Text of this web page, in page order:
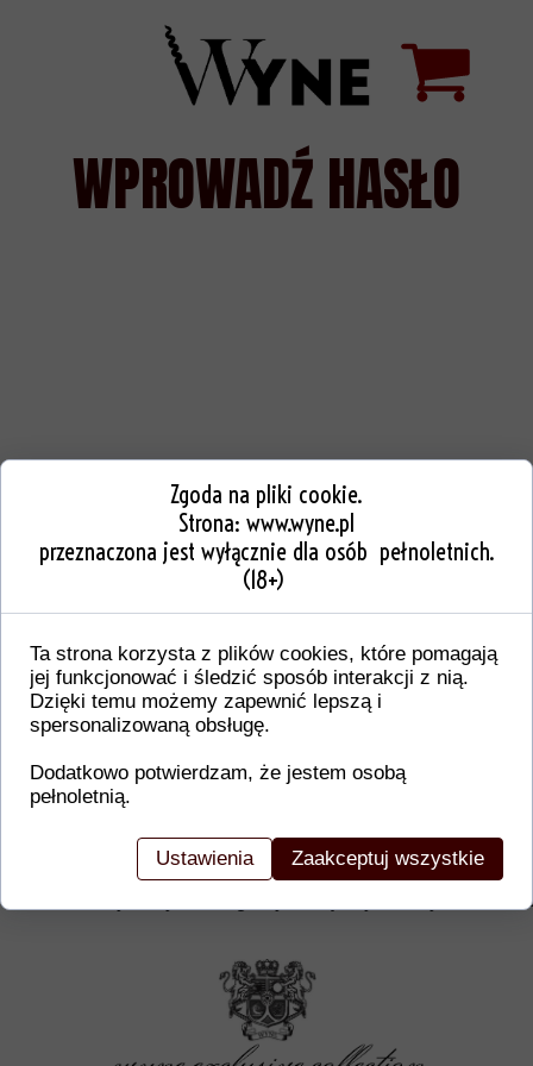
WPROWADŹ HASŁO
Dodatkowe informacje o produkcie
W tej sekcji warto umieścić istotne informacje,
gwarancji, zalecenia dotyczące montażu/
certyfikaty lub nagrody. Dzięki tym danym
Zgoda na pliki cookie.
Strona: www.wyne.pl
przeznaczona jest wyłącznie dla osób pełnoletnich.
(18+)
Ta strona korzysta z plików cookies, które pomagają
jej funkcjonować i śledzić sposób interakcji z nią.
Dzięki temu możemy zapewnić lepszą i
spersonalizowaną obsługę.
Dodatkowo potwierdzam, że jestem osobą
pełnoletnią.
Ustawienia Zaakceptuj wszystkie